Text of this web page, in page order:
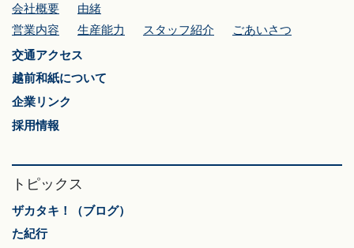
会社概要
由緒
営業内容
生産能力 スタッフ紹介
ごあいさつ
交通アクセス
越前和紙について
企業リンク
採用情報
トピックス
ザカタキ！（ブログ）
た紀行